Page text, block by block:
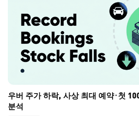
우버 주가 하락, 사상 최대 예약·첫
분석